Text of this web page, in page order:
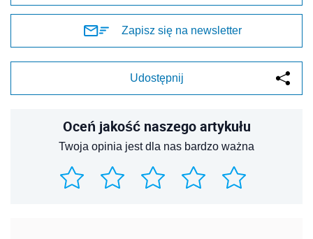
Zapisz się na newsletter
Udostępnij
Oceń jakość naszego artykułu
Twoja opinia jest dla nas bardzo ważna